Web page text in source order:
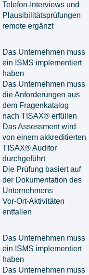
Telefon-Interviews und
Plausibilitätsprüfungen
remote ergänzt
Das Unternehmen muss
ein ISMS implementiert
haben
Das Unternehmen muss
die Anforderungen aus
dem Fragenkatalog
nach TISAX® erfüllen
Das Assessment wird
von einem akkreditierten
TISAX® Auditor
durchgeführt
Die Prüfung basiert auf
der Dokumentation des
Unternehmens
Vor-Ort-Aktivitäten
entfallen
Das Unternehmen muss
ein ISMS implementiert
haben
Das Unternehmen muss